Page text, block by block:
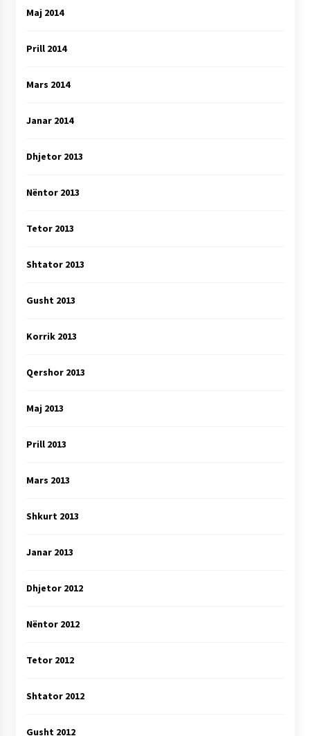
Maj 2014
Prill 2014
Mars 2014
Janar 2014
Dhjetor 2013
Nëntor 2013
Tetor 2013
Shtator 2013
Gusht 2013
Korrik 2013
Qershor 2013
Maj 2013
Prill 2013
Mars 2013
Shkurt 2013
Janar 2013
Dhjetor 2012
Nëntor 2012
Tetor 2012
Shtator 2012
Gusht 2012